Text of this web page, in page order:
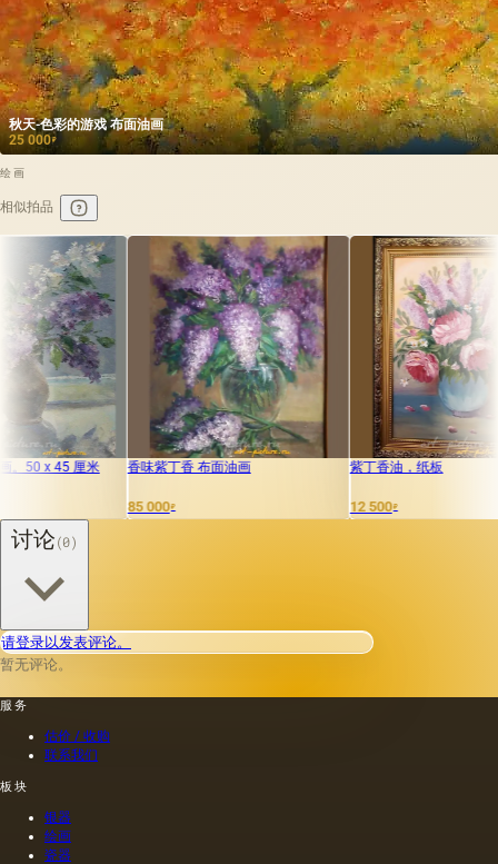
秋天-色彩的游戏 布面油画
25 000₽
绘画
相似拍品
香味紫丁香 布面油画 紫丁香油，纸板
讨论(0)
请登录以发表评论。
暂无评论。
服务
估价 / 收购
联系我们
板块
银器
绘画
瓷器